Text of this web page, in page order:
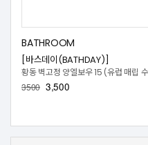
BATHROOM
[바스데이(BATHDAY)]
황동 벽고정 양엘보우 15 (유럽 매립
3500 3,500